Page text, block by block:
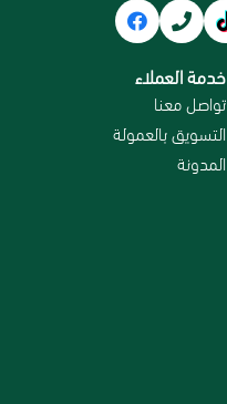
خدمة العملاء
تواصل معنا
التسويق بالعمولة
المدونة